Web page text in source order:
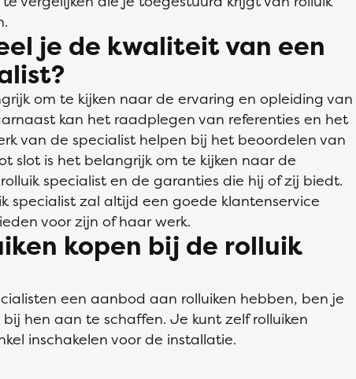
je de kwaliteit van een
om te kijken naar de ervaring en opleiding van
kan het raadplegen van referenties en het
van de specialist helpen bij het beoordelen van
slot is het belangrijk om te kijken naar de
specialist en de garanties die hij of zij biedt.
specialist zal altijd een goede klantenservice
voor zijn of haar werk.
kopen bij de rolluik
een aanbod aan rolluiken hebben, ben je
hen aan te schaffen. Je kunt zelf rolluiken
inschakelen voor de installatie.